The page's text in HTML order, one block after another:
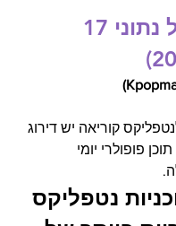
קוריאה יש דירוג
פופולרי יומי
נטפליקס